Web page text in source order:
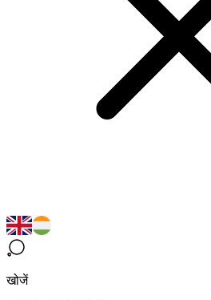
खोजें